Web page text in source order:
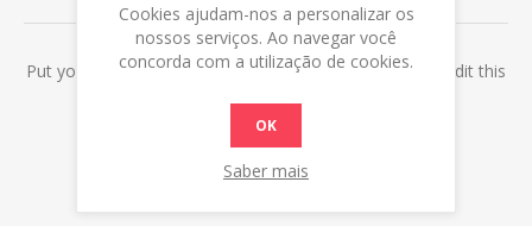
Put your login / registration information here. You can edit this
in the admin site.
Cookies ajudam-nos a personalizar os
nossos serviços. Ao navegar você
concorda com a utilização de cookies.
OK
Saber mais